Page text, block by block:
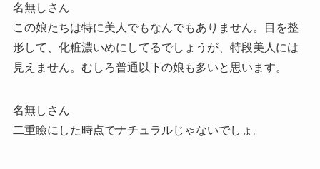
名無しさん
この娘たちは特に美人でもなんでもありません。目を整
形して、化粧濃いめにしてるでしょうが、特段美人には
見えません。むしろ普通以下の娘も多いと思います。
名無しさん
二重瞼にした時点でナチュラルじゃないでしょ。